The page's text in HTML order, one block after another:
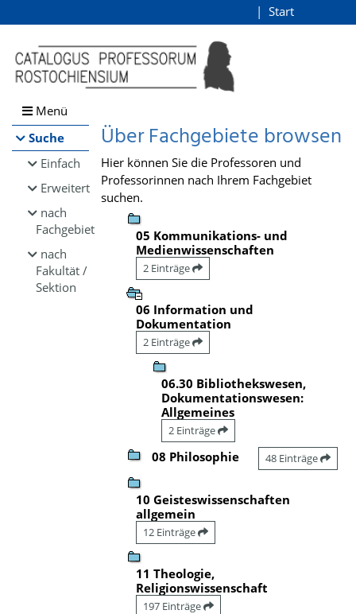
Browsen
direkt zum Inhalt
Start
Menü
Suche
Einfach
Erweitert
nach
Fachgebiet
nach
Fakultät /
Sektion
Über Fachgebiete browsen
Hier können Sie die Professoren und
Professorinnen nach Ihrem Fachgebiet
suchen.
05 Kommunikations- und
Medienwissenschaften
2 Einträge
06 Information und
Dokumentation
2 Einträge
06.30 Bibliothekswesen,
Dokumentationswesen:
Allgemeines
2 Einträge
08 Philosophie 48 Einträge
10 Geisteswissenschaften
allgemein
12 Einträge
11 Theologie,
Religionswissenschaft
197 Einträge